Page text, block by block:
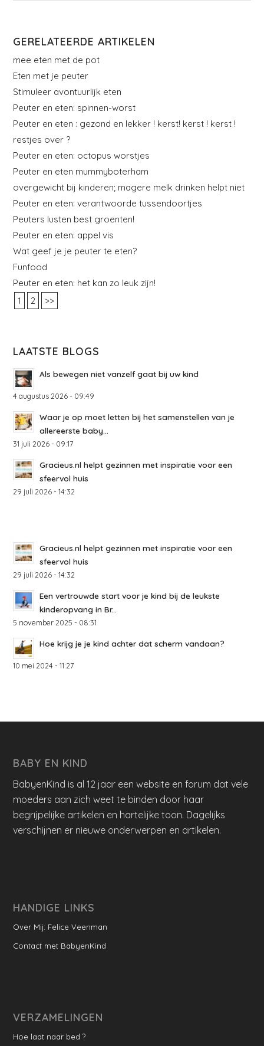
GERELATEERDE ARTIKELEN
mee eten met de pot
Eten met je peuter
Stimuleer avontuurlijk eten
Peuter en eten: spinnen-worst
Peuter en eten : gezond en lekker ! kerst! kerst ! kerst !
restjes over ?
Peuter en eten: octopus worstjes
Peuter en eten mummyboterham
overgewicht bij kinderen; magere melk drinken helpt niet
Peuter en eten: verantwoorde tussendoortjes
Peuters lusten best groenten!
Peuter en eten: appel vis
Wat geef je je peuter te eten?
Funfood
Peuter en eten: het kan zo leuk zijn!
1
2 >>
LAATSTE BLOGS
Als bewegen niet vanzelf gaat bij uw kind
4 augustus 2026 - 09:49
Waar je op moet letten bij het samenstellen van je
allereerste baby...
31 juli 2026 - 09:17
Gracieus.nl helpt gezinnen met inspiratie voor een
sfeervol huis
29 juli 2026 - 14:32
Gracieus.nl helpt gezinnen met inspiratie voor een
sfeervol huis
29 juli 2026 - 14:32
Een vertrouwde start voor je kind bij de leukste
kinderopvang in Br...
5 november 2025 - 08:31
Hoe krijg je je kind achter dat scherm vandaan?
10 mei 2024 - 11:27
BABY EN KIND
BabyenKind is al 12 jaar een website en forum dat vele
moeders aan zich weet te binden door haar
begrijpelijke artikelen en hartelijke toon. Dagelijks
verschijnen er nieuwe onderwerpen en artikelen.
HANDIGE LINKS
Over Mij: Felice Veenman
Contact met BabyenKind
VERZAMELINGEN
Hoe laat naar bed ?